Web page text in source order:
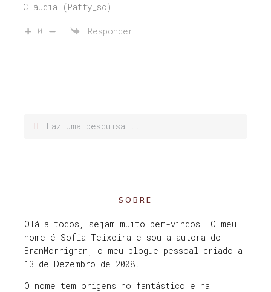
Cláudia (Patty_sc)
0 Responder
SOBRE
Olá a todos, sejam muito bem-vindos! O meu
nome é Sofia Teixeira e sou a autora do
BranMorrighan, o meu blogue pessoal criado a
13 de Dezembro de 2008.
O nome tem origens no fantástico e na